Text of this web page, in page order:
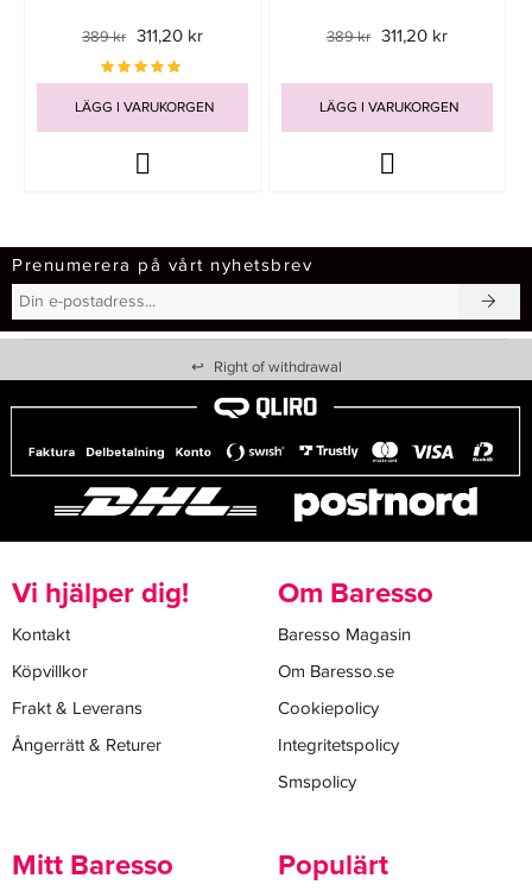
389 kr 311,20 kr
LÄGG I VARUKORGEN
389 kr 311,20 kr
LÄGG I VARUKORGEN
Prenumerera på vårt nyhetsbrev
↩ Right of withdrawal
Vi hjälper dig!
Kontakt
Köpvillkor
Frakt & Leverans
Ångerrätt & Returer
Om Baresso
Baresso Magasin
Om Baresso.se
Cookiepolicy
Integritetspolicy
Smspolicy
Mitt Baresso Populärt